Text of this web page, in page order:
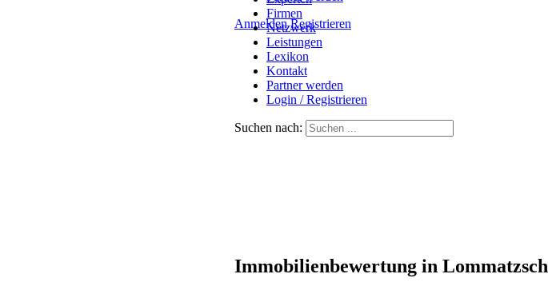
Anmelden Registrieren
Firmen
Netzwerk
Leistungen
Lexikon
Kontakt
Partner werden
Login / Registrieren
Suchen nach:
Immobilienbewertung in Lommatzsch